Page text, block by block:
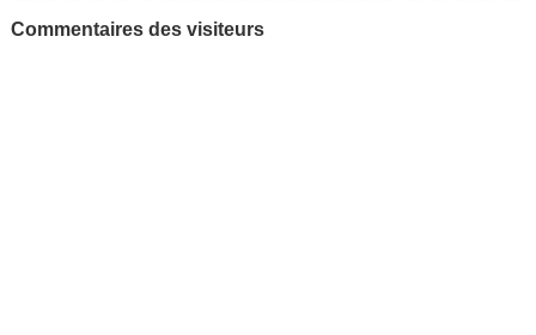
Commentaires des visiteurs